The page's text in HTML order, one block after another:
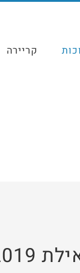
קריירה
2019